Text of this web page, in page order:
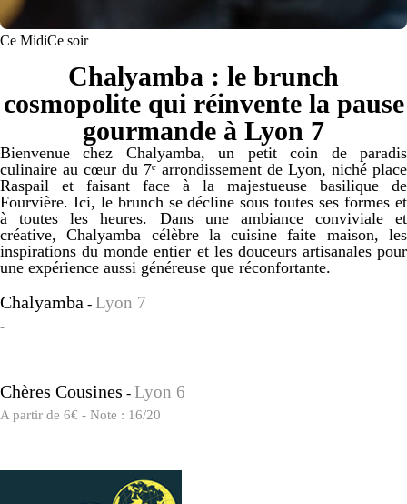
Ce MidiCe soir
Chalyamba : le brunch
cosmopolite qui réinvente la pause
gourmande à Lyon 7
Bienvenue chez Chalyamba, un petit coin de paradis
culinaire au cœur du 7ᵉ arrondissement de Lyon, niché place
Raspail et faisant face à la majestueuse basilique de
Fourvière. Ici, le brunch se décline sous toutes ses formes et
à toutes les heures. Dans une ambiance conviviale et
créative, Chalyamba célèbre la cuisine faite maison, les
inspirations du monde entier et les douceurs artisanales pour
une expérience aussi généreuse que réconfortante.
Chalyamba - Lyon 7
-
Chères Cousines - Lyon 6
A partir de 6€ - Note : 16/20